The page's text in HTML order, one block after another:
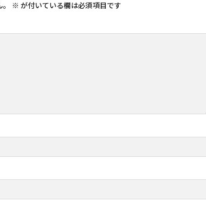
※ が付いている欄は必須項目です